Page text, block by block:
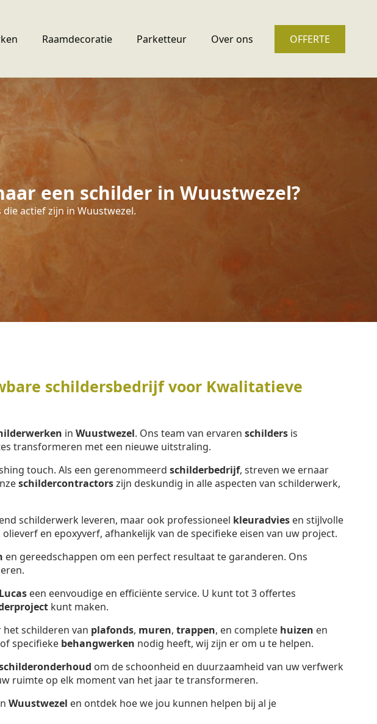
Raamdecoratie Parketteur Over ons OFFERTE
een schilder in Wuustwezel?
actief zijn in Wuustwezel.
schildersbedrijf voor Kwalitatieve
in Wuustwezel. Ons team van ervaren schilders is
transformeren met een nieuwe uitstraling.
touch. Als een gerenommeerd schilderbedrijf, streven we ernaar
schildercontractorszijn deskundig in alle aspecten van schilderwerk,
schilderwerk leveren, maar ook professioneel kleuradvies en stijlvolle
en epoxyverf, afhankelijk van de specifieke eisen van uw project.
en gereedschappen om een perfect resultaat te garanderen. Ons
een eenvoudige en efficiënte service. U kunt tot 3 offertes
kunt maken.
schilderen van plafonds, muren, trappen, en complete huizen en
specifieke behangwerken nodig heeft, wij zijn er om u te helpen.
om de schoonheid en duurzaamheid van uw verfwerk
ruimte op elk moment van het jaar te transformeren.
Wuustwezel en ontdek hoe we jou kunnen helpen bij al je